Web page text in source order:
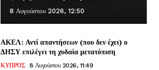
8 Αυγούστου 2026, 12:50
ΑΚΕΛ: Αντί απαντήσεων (που δεν έχει) ο
ΔΗΣΥ επιλέγει τη χυδαία μετατόπιση
ΚΥΠΡΟΣ 8 Αυγούστου 2026, 11:49